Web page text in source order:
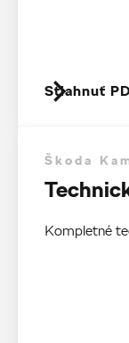
Stiahnuť
Škoda
Kompletné